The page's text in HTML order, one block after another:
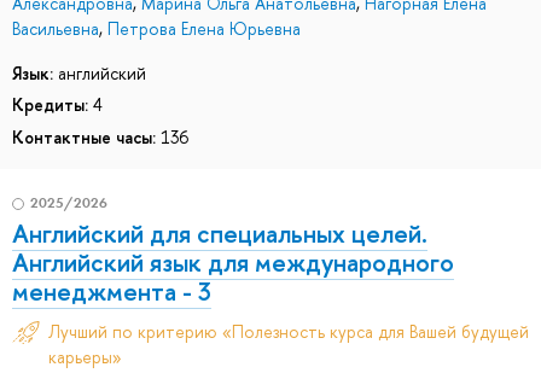
Васильевна, Петрова Елена Юрьевна
Язык: английский
Кредиты: 4
Контактные часы: 136
2025/2026
Английский для специальных целей.
Английский язык для международного
менеджмента - 3
Лучший по критерию «Полезность курса для Вашей будущей
карьеры»